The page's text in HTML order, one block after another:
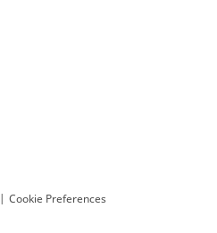
| Cookie Preferences